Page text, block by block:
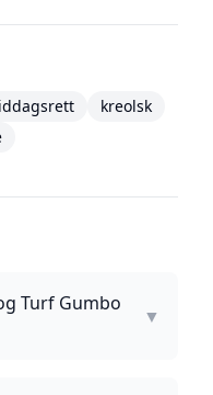
kreolsk
Turf Gumbo
▼